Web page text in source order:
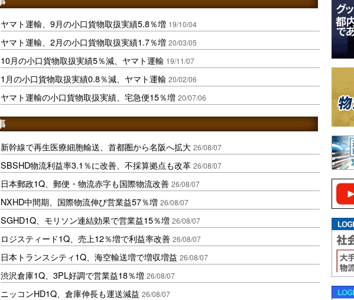
ヤマト運輸、9月の小口貨物取扱実績5.8％増 19/10/04
ヤマト運輸、2月の小口貨物取扱実績1.7％増 20/03/05
10月の小口貨物取扱実績5％減、ヤマト運輸 19/11/07
1月の小口貨物取扱実績0.8％減、ヤマト運輸 20/02/06
ヤマト運輸の小口貨物取扱実績、宅急便15％増 20/07/06
新幹線で再生医療細胞輸送、首都圏から名阪へ拡大 26/08/07
SBSHD物流利益率3.1％に改善、不採算拠点も改革 26/08/07
日本郵政1Q、郵便・物流赤字も国際物流改善 26/08/07
NXHD中間期、国際物流伸び営業益57％増 26/08/07
SGHD1Q、モリソン連結効果で営業益15％増 26/08/07
ロジスティード1Q、売上12％増で利益率改善 26/08/07
日本トランスシティ1Q、海空輸送増で増収増益 26/08/07
渋沢倉庫1Q、3PL好調で営業益18％増 26/08/07
ニッコンHD1Q、倉庫伸長も運送減益 26/08/07